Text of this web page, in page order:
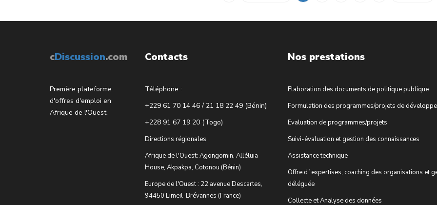
cDiscussion.com
Premère plateforme
d'offres d'emploi en
Afrique de l'Ouest.
Contacts
Téléphone :
+229 61 70 14 46 / 21 18 22 49 (Bénin)
+228 91 67 19 20 (Togo)
Directions régionales
Afrique de l'Ouest: Agongomin, Alléluia
House, Akpakpa, Cotonou (Bénin)
Europe de l'Ouest : 22 avenue Descartes,
94450 Limeil-Brévannes (France)
Nos prestations
Elaboration des documents de politique publique
Formulation des programmes/projets de
Evaluation de programmes/projets
Suivi-évaluation et gestion des connaissances
Assistance technique
Offre d´expertises, coaching des organisations et
déléguée
Collecte et Analyse des données